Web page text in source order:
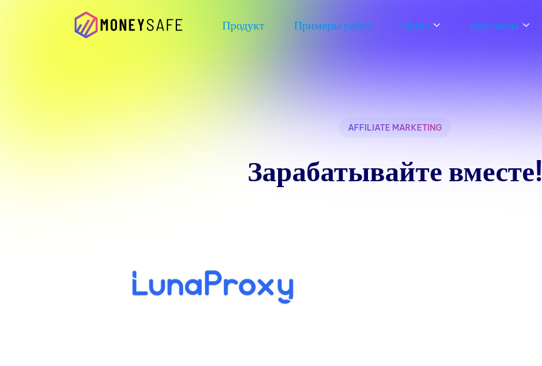
Продукт Примеры работ Цены Контакты
AFFILIATE MARKETING
Зарабатывайте вместе!